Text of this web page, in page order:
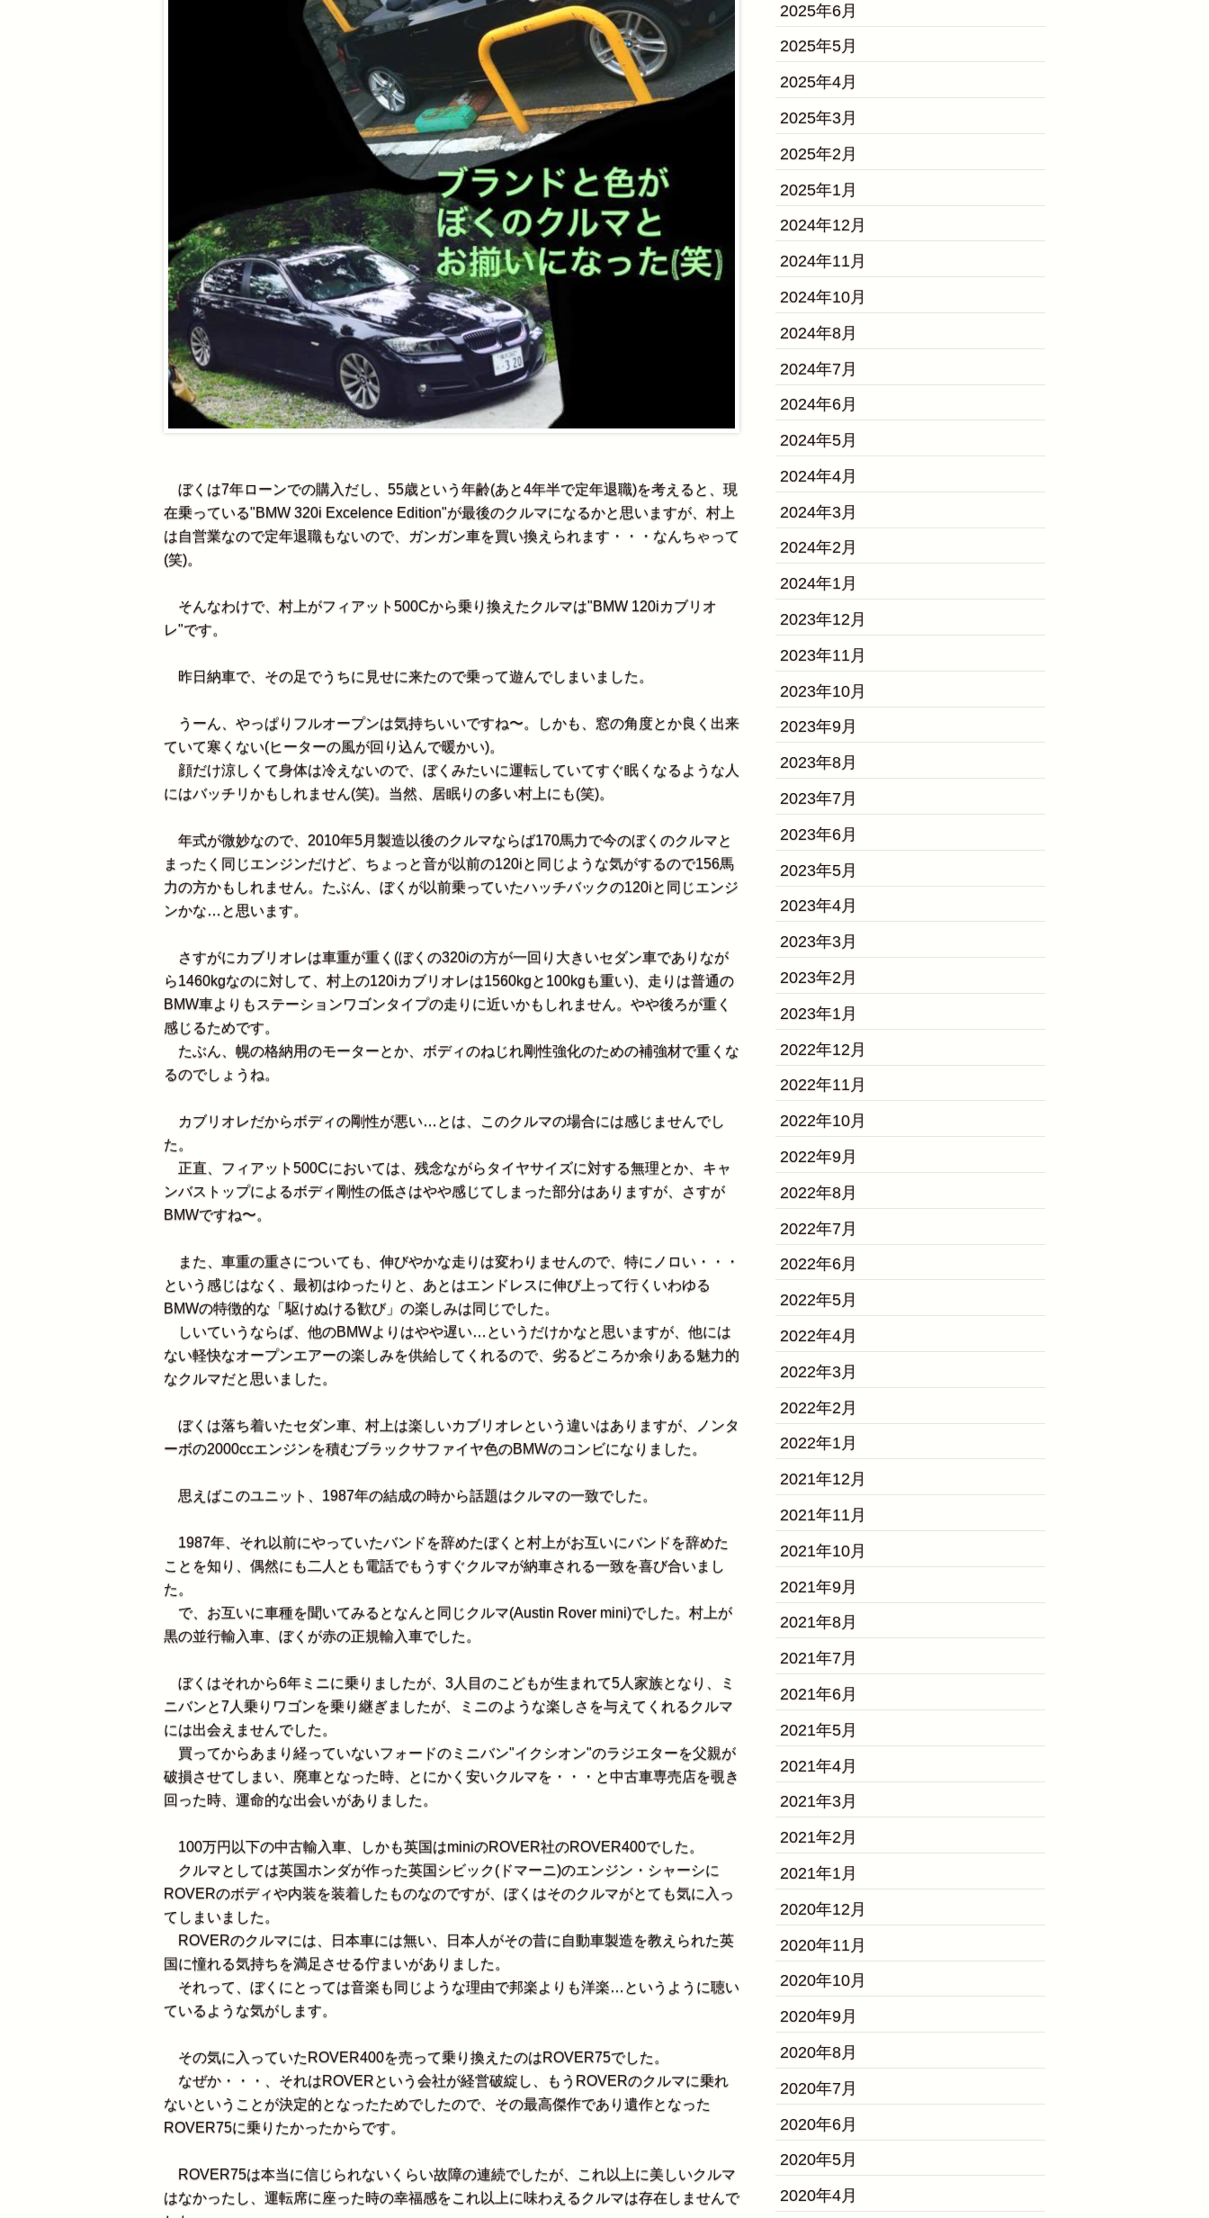
ぼくは7年ローンでの購入だし、55歳という年齢(あと4年半で定年退職)を考えると、現
在乗っている"BMW 320i Excelence Edition"が最後のクルマになるかと思いますが、村上
は自営業なので定年退職もないので、ガンガン車を買い換えられます・・・なんちゃって
(笑)。
そんなわけで、村上がフィアット500Cから乗り換えたクルマは"BMW 120iカブリオ
レ"です。
昨日納車で、その足でうちに見せに来たので乗って遊んでしまいました。
うーん、やっぱりフルオープンは気持ちいいですね〜。しかも、窓の角度とか良く出来
ていて寒くない(ヒーターの風が回り込んで暖かい)。
顔だけ涼しくて身体は冷えないので、ぼくみたいに運転していてすぐ眠くなるような人
にはバッチリかもしれません(笑)。当然、居眠りの多い村上にも(笑)。
年式が微妙なので、2010年5月製造以後のクルマならば170馬力で今のぼくのクルマと
まったく同じエンジンだけど、ちょっと音が以前の120iと同じような気がするので156馬
力の方かもしれません。たぶん、ぼくが以前乗っていたハッチバックの120iと同じエンジ
ンかな…と思います。
さすがにカブリオレは車重が重く(ぼくの320iの方が一回り大きいセダン車でありなが
ら1460kgなのに対して、村上の120iカブリオレは1560kgと100kgも重い)、走りは普通の
BMW車よりもステーションワゴンタイプの走りに近いかもしれません。やや後ろが重く
感じるためです。
たぶん、幌の格納用のモーターとか、ボディのねじれ剛性強化のための補強材で重くな
るのでしょうね。
カブリオレだからボディの剛性が悪い…とは、このクルマの場合には感じませんでし
た。
正直、フィアット500Cにおいては、残念ながらタイヤサイズに対する無理とか、キャ
ンバストップによるボディ剛性の低さはやや感じてしまった部分はありますが、さすが
BMWですね〜。
また、車重の重さについても、伸びやかな走りは変わりませんので、特にノロい・・・
という感じはなく、最初はゆったりと、あとはエンドレスに伸び上って行くいわゆる
BMWの特徴的な「駆けぬける歓び」の楽しみは同じでした。
しいていうならば、他のBMWよりはやや遅い…というだけかなと思いますが、他には
ない軽快なオープンエアーの楽しみを供給してくれるので、劣るどころか余りある魅力的
なクルマだと思いました。
ぼくは落ち着いたセダン車、村上は楽しいカブリオレという違いはありますが、ノンタ
ーボの2000ccエンジンを積むブラックサファイヤ色のBMWのコンビになりました。
思えばこのユニット、1987年の結成の時から話題はクルマの一致でした。
1987年、それ以前にやっていたバンドを辞めたぼくと村上がお互いにバンドを辞めた
ことを知り、偶然にも二人とも電話でもうすぐクルマが納車される一致を喜び合いまし
た。
で、お互いに車種を聞いてみるとなんと同じクルマ(Austin Rover mini)でした。村上が
黒の並行輸入車、ぼくが赤の正規輸入車でした。
ぼくはそれから6年ミニに乗りましたが、3人目のこどもが生まれて5人家族となり、ミ
ニバンと7人乗りワゴンを乗り継ぎましたが、ミニのような楽しさを与えてくれるクルマ
には出会えませんでした。
買ってからあまり経っていないフォードのミニバン"イクシオン"のラジエターを父親が
破損させてしまい、廃車となった時、とにかく安いクルマを・・・と中古車専売店を覗き
回った時、運命的な出会いがありました。
100万円以下の中古輸入車、しかも英国はminiのROVER社のROVER400でした。
クルマとしては英国ホンダが作った英国シビック(ドマーニ)のエンジン・シャーシに
ROVERのボディや内装を装着したものなのですが、ぼくはそのクルマがとても気に入っ
てしまいました。
ROVERのクルマには、日本車には無い、日本人がその昔に自動車製造を教えられた英
国に憧れる気持ちを満足させる佇まいがありました。
それって、ぼくにとっては音楽も同じような理由で邦楽よりも洋楽…というように聴い
ているような気がします。
その気に入っていたROVER400を売って乗り換えたのはROVER75でした。
なぜか・・・、それはROVERという会社が経営破綻し、もうROVERのクルマに乗れ
ないということが決定的となったためでしたので、その最高傑作であり遺作となった
ROVER75に乗りたかったからです。
ROVER75は本当に信じられないくらい故障の連続でしたが、これ以上に美しいクルマ
はなかったし、運転席に座った時の幸福感をこれ以上に味わえるクルマは存在しませんで
2025年6月
2025年5月
2025年4月
2025年3月
2025年2月
2025年1月
2024年12月
2024年11月
2024年10月
2024年8月
2024年7月
2024年6月
2024年5月
2024年4月
2024年3月
2024年2月
2024年1月
2023年12月
2023年11月
2023年10月
2023年9月
2023年8月
2023年7月
2023年6月
2023年5月
2023年4月
2023年3月
2023年2月
2023年1月
2022年12月
2022年11月
2022年10月
2022年9月
2022年8月
2022年7月
2022年6月
2022年5月
2022年4月
2022年3月
2022年2月
2022年1月
2021年12月
2021年11月
2021年10月
2021年9月
2021年8月
2021年7月
2021年6月
2021年5月
2021年4月
2021年3月
2021年2月
2021年1月
2020年12月
2020年11月
2020年10月
2020年9月
2020年8月
2020年7月
2020年6月
2020年5月
2020年4月